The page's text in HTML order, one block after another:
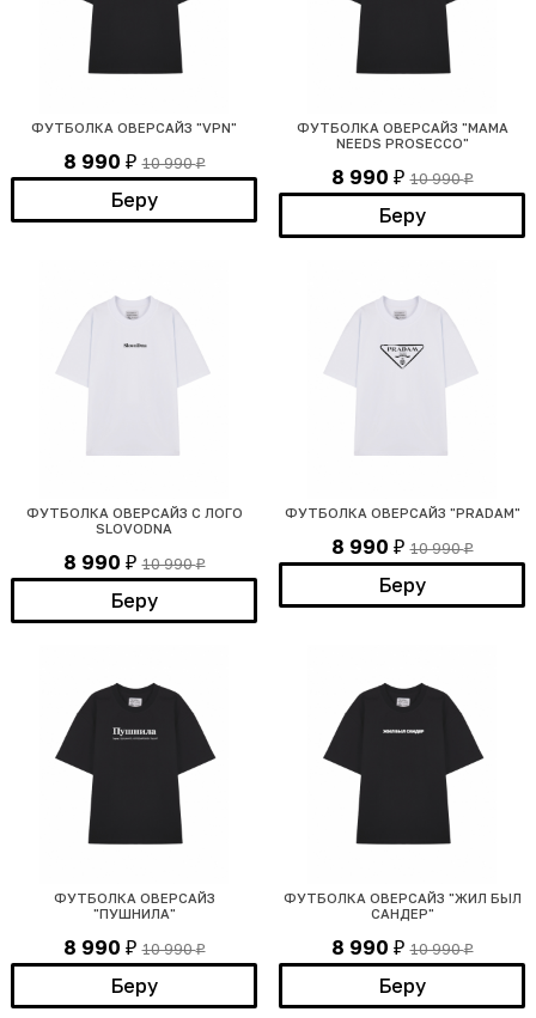
ФУТБОЛКА ОВЕРСАЙЗ "VPN"
8 990 ₽ 10 990₽
Беру
ФУТБОЛКА ОВЕРСАЙЗ "MAMA
NEEDS PROSECCO"
8 990 ₽ 10 990₽
Беру
ФУТБОЛКА ОВЕРСАЙЗ С ЛОГО
SLOVODNA
8 990 ₽ 10 990₽
Беру
ФУТБОЛКА ОВЕРСАЙЗ "PRADAM"
8 990 ₽ 10 990₽
Беру
ФУТБОЛКА ОВЕРСАЙЗ
"ПУШНИЛА"
8 990 ₽ 10 990₽
Беру
ФУТБОЛКА ОВЕРСАЙЗ "ЖИЛ БЫЛ
САНДЕР"
8 990 ₽ 10 990₽
Беру